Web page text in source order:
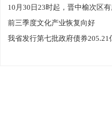
10月30日23时起，晋中榆次区
前三季度文化产业恢复向好
我省发行第七批政府债券205.21